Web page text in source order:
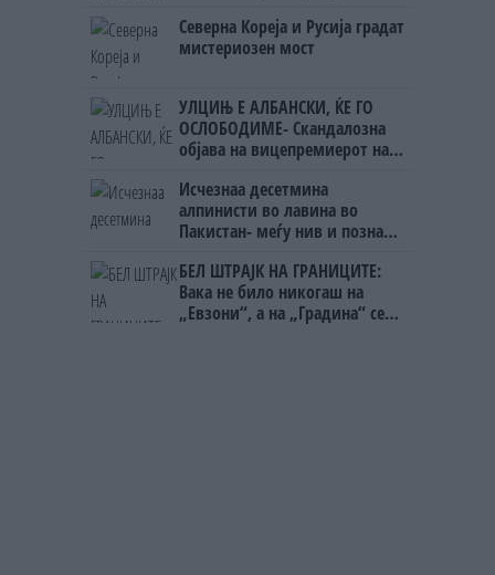
на бизнисменот Марковски
Северна Кореја и Русија градат
мистериозен мост
УЛЦИЊ Е АЛБАНСКИ, ЌЕ ГО
ОСЛОБОДИМЕ- Скандалозна
објава на вицепремиерот на
Исчезнаа десетмина
алпинисти во лавина во
Пакистан- меѓу нив и познат
БЕЛ ШТРАЈК НА ГРАНИЦИТЕ:
Вака не било никогаш на
„Евзони“, а на „Градина“ се